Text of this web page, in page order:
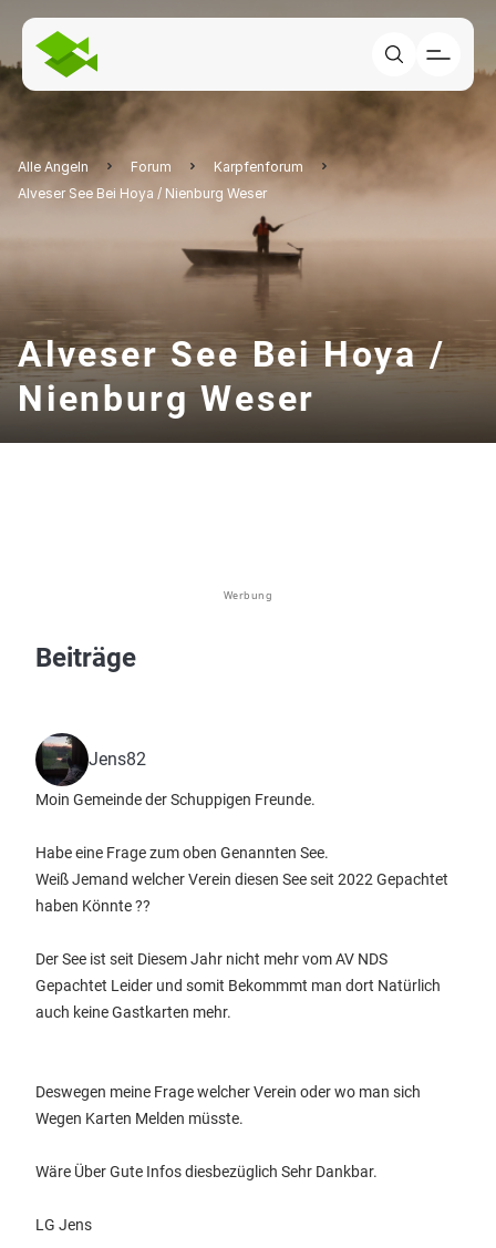
Alle Angeln Forum
Karpfenforum
Alveser See Bei Hoya / Nienburg Weser
Alveser See Bei Hoya /
Nienburg Weser
Werbung
Beiträge
Jens82
Moin Gemeinde der Schuppigen Freunde.
Habe eine Frage zum oben Genannten See.
Weiß Jemand welcher Verein diesen See seit 2022 Gepachtet
haben Könnte ??
Der See ist seit Diesem Jahr nicht mehr vom AV NDS
Gepachtet Leider und somit Bekommmt man dort Natürlich
auch keine Gastkarten mehr.
Deswegen meine Frage welcher Verein oder wo man sich
Wegen Karten Melden müsste.
Wäre Über Gute Infos diesbezüglich Sehr Dankbar.
LG Jens